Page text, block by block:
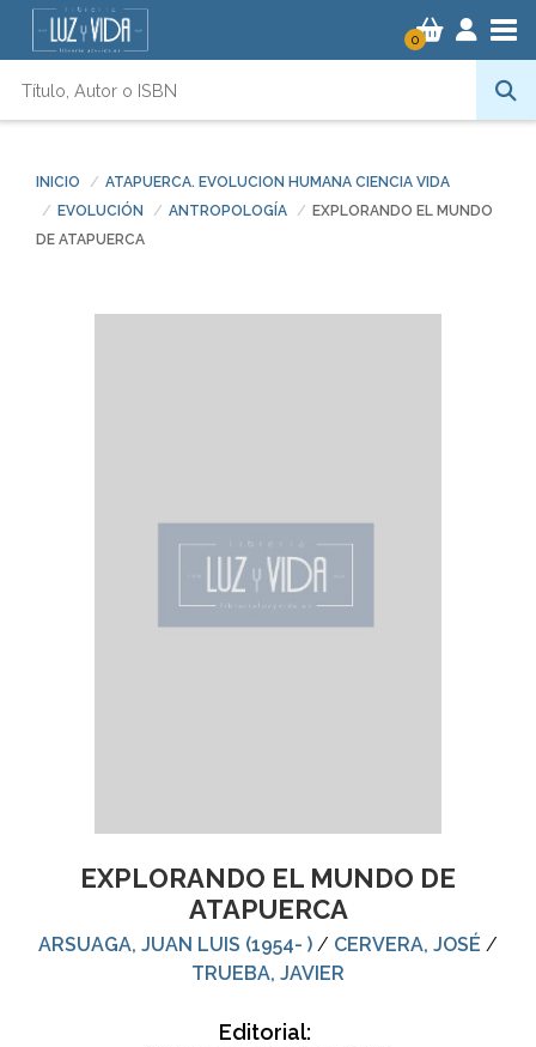
0
INICIO
ATAPUERCA. EVOLUCION HUMANA CIENCIA VIDA
EVOLUCIÓN
ANTROPOLOGÍA
EXPLORANDO EL MUNDO
DE ATAPUERCA
EXPLORANDO EL MUNDO DE
ATAPUERCA
ARSUAGA, JUAN LUIS (1954- ) / CERVERA, JOSÉ /
TRUEBA, JAVIER
Editorial: